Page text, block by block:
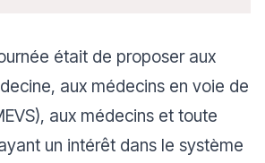
était de proposer aux
aux médecins en voie de
aux médecins et toute
un intérêt dans le système